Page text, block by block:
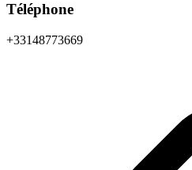
Téléphone
+33148773669